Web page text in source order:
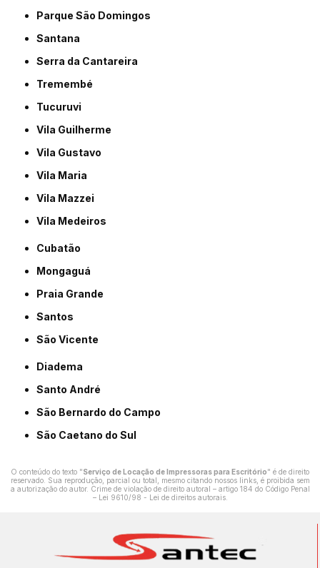
Parque São Domingos
Santana
Serra da Cantareira
Tremembé
Tucuruvi
Vila Guilherme
Vila Gustavo
Vila Maria
Vila Mazzei
Vila Medeiros
Cubatão
Mongaguá
Praia Grande
Santos
São Vicente
Diadema
Santo André
São Bernardo do Campo
São Caetano do Sul
O conteúdo do texto "Serviço de Locação de Impressoras para Escritório" é de direito
reservado. Sua reprodução, parcial ou total, mesmo citando nossos links, é proibida sem
a autorização do autor. Crime de violação de direito autoral – artigo 184 do Código Penal
– Lei 9610/98 - Lei de direitos autorais.